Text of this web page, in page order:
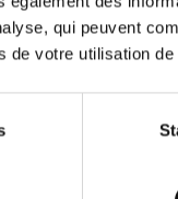
qui peuvent
de votre utilisation
Digital
completely